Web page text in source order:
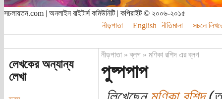
সচলায়তন.com | অনলাইন রাইটার্স কমিউনিটি | কপিরাইট © ২০০৬-২০১৫
নীড়পাতা
English নীতিমালা সচলে
লেখকের অন্যান্য
লেখা
নীড়পাতা»ব্লগ» মণিকা রশিদ এর ব্লগ
পুষ্পপাপ